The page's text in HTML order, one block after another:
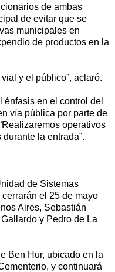
de ambas
de evitar que se
municipales en
de productos en la
y el público”, aclaró.
énfasis en el control del
vía pública por parte de
operativos
la entrada”.
de Sistemas
el 25 de mayo
Aires, Sebastián
y Pedro de La
Ben Hur, ubicado en la
y continuará